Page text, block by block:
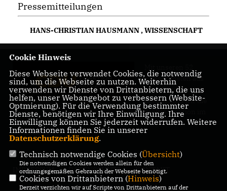
Pressemitteilungen
HANS-CHRISTIAN HAUSMANN,WISSENSCHAFT
Abgeordneten aus
allen Bezirken
Berlins sind wir die
größte Fraktion im
Berliner Abgeordnetenhaus.
IMPRESSUM DATENSCHUTZ KONTAKT
Cookie Hinweis
Diese Webseite verwendet Cookies, die notwendig
sind, um die Webseite zu nutzen. Weiterhin
verwenden wir Dienste von Drittanbietern, die uns
helfen, unser Webangebot zu verbessern (Website-
Optmierung). Für die Verwendung bestimmter
Dienste, benötigen wir Ihre Einwilligung. Ihre
Einwilligung können Sie jederzeit widerrufen. Weitere
Informationen finden Sie in unserer
Datenschutzerklärung.
Technisch notwendige Cookies (Übersicht)
Die notwendigen Cookies werden allein für den
ordnungsgemäßen Gebrauch der Webseite benötigt.
Cookies von Drittanbietern (Hinweis)
Derzeit verzichten wir auf Scripte von Drittanbietern auf der